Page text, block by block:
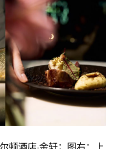
顿酒店·金轩；图右：上